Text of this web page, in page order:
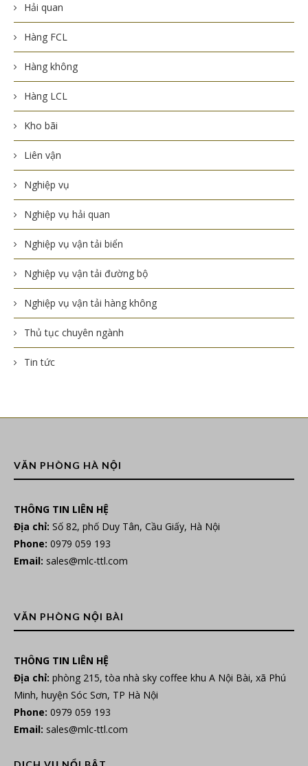
Hải quan
Hàng FCL
Hàng không
Hàng LCL
Kho bãi
Liên vận
Nghiệp vụ
Nghiệp vụ hải quan
Nghiệp vụ vận tải biển
Nghiệp vụ vận tải đường bộ
Nghiệp vụ vận tải hàng không
Thủ tục chuyên ngành
Tin tức
VĂN PHÒNG HÀ NỘI
THÔNG TIN LIÊN HỆ
Địa chỉ: Số 82, phố Duy Tân, Cầu Giấy, Hà Nội
Phone: 0979 059 193
Email: sales@mlc-ttl.com
VĂN PHÒNG NỘI BÀI
THÔNG TIN LIÊN HỆ
Địa chỉ: phòng 215, tòa nhà sky coffee khu A Nội Bài, xã Phú
Minh, huyện Sóc Sơn, TP Hà Nội
Phone: 0979 059 193
Email: sales@mlc-ttl.com